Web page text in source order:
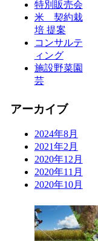
特別販売会
米 契約栽
培 提案
コンサルテ
ィング
施設野菜園
芸
アーカイブ
2024年8月
2021年2月
2020年12月
2020年11月
2020年10月